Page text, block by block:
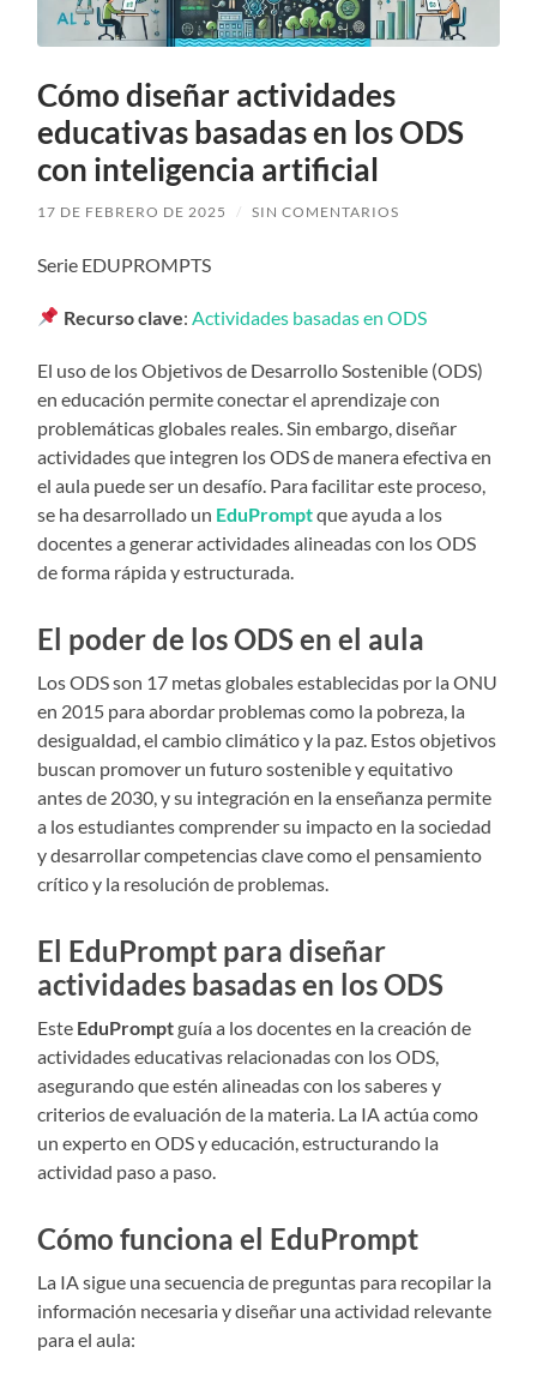
Cómo diseñar actividades
educativas basadas en los ODS
con inteligencia artificial
17 DE FEBRERO DE 2025 / SIN COMENTARIOS
Serie EDUPROMPTS
Recurso clave: Actividades basadas en ODS
El uso de los Objetivos de Desarrollo Sostenible (ODS)
en educación permite conectar el aprendizaje con
problemáticas globales reales. Sin embargo, diseñar
actividades que integren los ODS de manera efectiva en
el aula puede ser un desafío. Para facilitar este proceso,
se ha desarrollado un EduPromptque ayuda a los
docentes a generar actividades alineadas con los ODS
de forma rápida y estructurada.
El poder de los ODS en el aula
Los ODS son 17 metas globales establecidas por la ONU
en 2015 para abordar problemas como la pobreza, la
desigualdad, el cambio climático y la paz. Estos objetivos
buscan promover un futuro sostenible y equitativo
antes de 2030, y su integración en la enseñanza permite
a los estudiantes comprender su impacto en la sociedad
y desarrollar competencias clave como el pensamiento
crítico y la resolución de problemas.
El EduPrompt para diseñar
actividades basadas en los ODS
Este EduPromptguía a los docentes en la creación de
actividades educativas relacionadas con los ODS,
asegurando que estén alineadas con los saberes y
criterios de evaluación de la materia. La IA actúa como
un experto en ODS y educación, estructurando la
actividad paso a paso.
Cómo funciona el EduPrompt
La IA sigue una secuencia de preguntas para recopilar la
información necesaria y diseñar una actividad relevante
para el aula: